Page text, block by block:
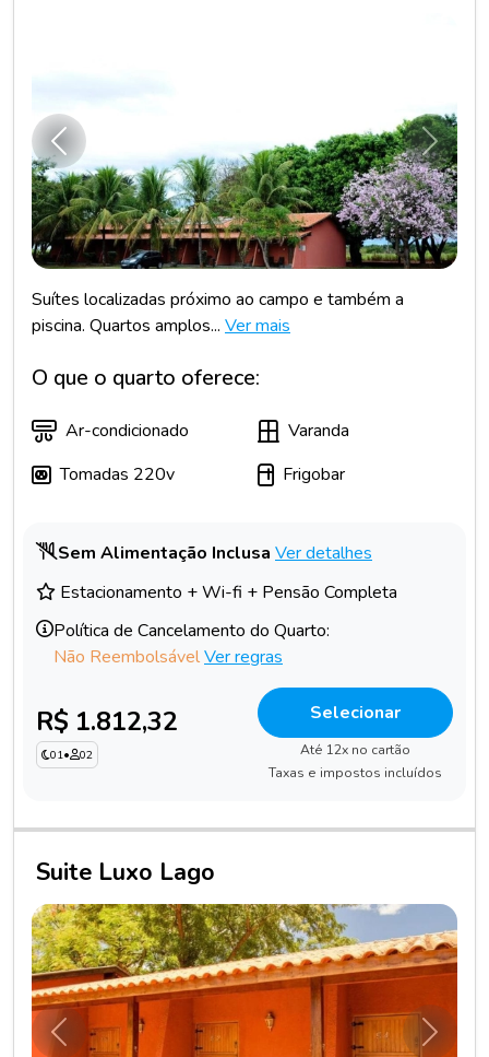
Anterior
Suítes localizadas próximo ao campo e também a
piscina. Quartos amplos... Ver mais
O que o quarto oferece:
Ar-condicionado
Varanda
Tomadas 220v
Frigobar
Sem Alimentação Inclusa Ver detalhes
Estacionamento + Wi-fi + Pensão Completa
Política de Cancelamento do Quarto:
Não ReembolsávelVer regras
R$ 1.812,32
01• 02
Selecionar
Até 12x no cartão
Taxas e impostos incluídos
Suite Luxo Lago
Anterior